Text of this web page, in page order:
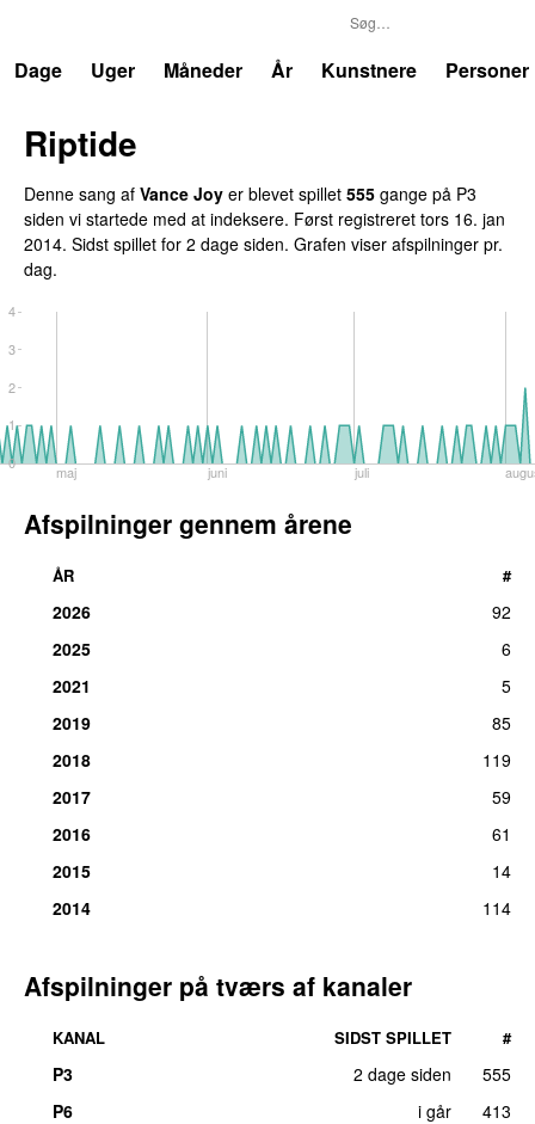
Dage
Uger Måneder År Kunstnere Personer
Riptide
Denne sang af Vance Joy er blevet spillet 555 gange på P3
siden vi startede med at indeksere. Først registreret tors 16. jan
2014. Sidst spillet for 2 dage siden. Grafen viser afspilninger pr.
dag.
maj juni juli
0
1
2
3
4
Afspilninger gennem årene
ÅR #
2026
92
2025
6
2021
5
2019
85
2018
119
2017
59
2016
61
2015
14
2014
114
Afspilninger på tværs af kanaler
KANAL SIDST SPILLET #
P3 2 dage siden
555
P6
i går
413